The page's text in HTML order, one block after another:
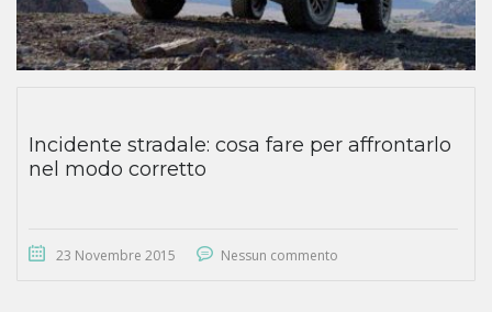
Incidente stradale: cosa fare per affrontarlo
nel modo corretto
23 Novembre 2015 Nessun commento